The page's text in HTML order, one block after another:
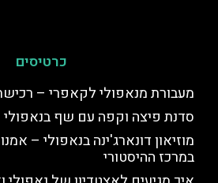
כרטיסים
מעבורת מנאפולי לקאפרי –
סדנת פיצה וקפה עם שף בנאפולי
מוזיאון דונארג'ינה בנאפולי –
במרכז ההיסטורי